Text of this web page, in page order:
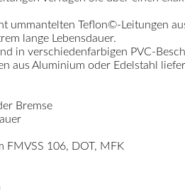
ummantelten Teflon©-Leitungen
lange Lebensdauer.
in verschiedenfarbigen PVC-
aus Aluminium oder Edelstahl
Bremse
FMVSS 106, DOT, MFK